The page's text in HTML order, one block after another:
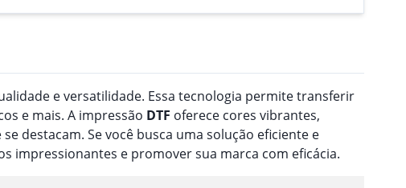
e versatilidade. Essa tecnologia permite transferir
e mais. A impressão DTF oferece cores vibrantes,
se destacam. Se você busca uma solução eficiente e
impressionantes e promover sua marca com eficácia.